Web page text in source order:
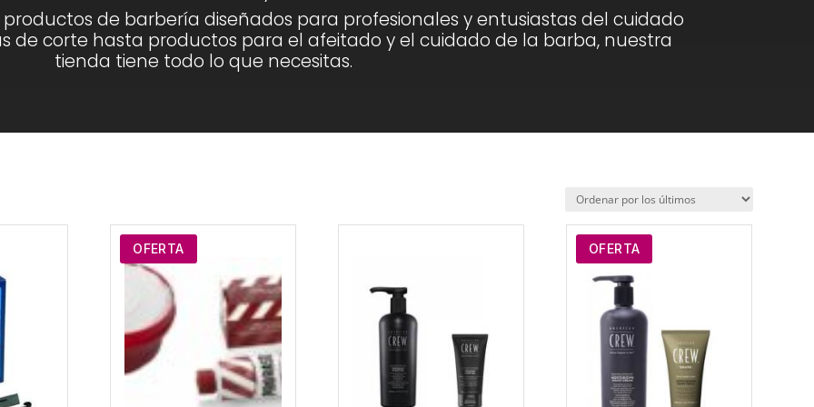
de barbería diseñados para profesionales y entusiastas del cuidado
de corte hasta productos para el afeitado y el cuidado de la barba, nuestra
tienda tiene todo lo que necesitas.
OFERTA OFERTA